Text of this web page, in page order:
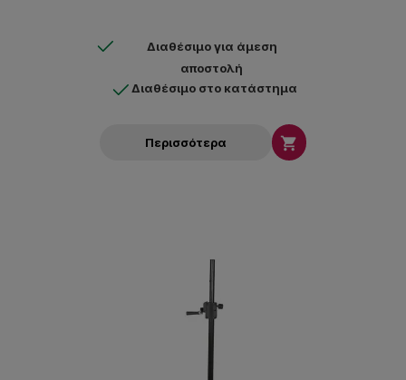
Διαθέσιμο για άμεση
αποστολή
Διαθέσιμο στο κατάστημα
Περισσότερα 